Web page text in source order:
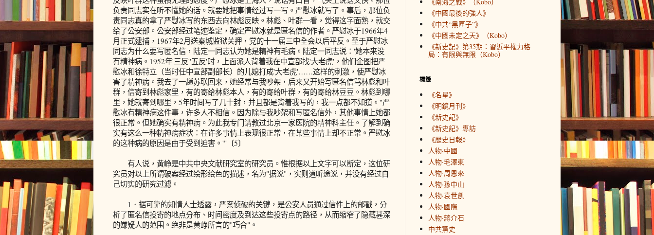
负责同志实在听不懂她的话。就要她把事情经过写一写。严慰冰就写了。事后，那位负
责同志真的拿了严慰冰写的东西去向林彪反映。林彪、叶群一看，觉得这字面熟，就交
给了公安部。公安部经过笔迹鉴定，确定严慰冰就是匿名信的作者。严慰冰于1966年4
月正式逮捕，1967年2月送秦城监狱关押，党的十一届三中全会以后平反。至于严慰冰
同志为什么要写匿名信，陆定一同志认为她是精神有毛病。陆定一同志说：'她本来没
有精神病。1952年'三反''五反'时，上面派人背着我在中宣部找'大老虎'，他们企图把严
慰冰和徐特立（当时任中宣部副部长）的儿媳打成'大老虎'……这样的刺激，使严慰冰
害了精神病。我去了一趟苏联回来，她经常与我吵架，后来又开始写匿名信骂林彪和叶
群，信寄到林彪家里，有的寄给林彪本人，有的寄给叶群，有的寄给林豆豆。林彪到哪
里，她就寄到哪里，5年时间写了几十封，并且都是背着我写的，我一点都不知道。''严
慰冰有精神病这件事，许多人不相信。因为除与我吵架和写匿名信外，其他事情上她都
很正常。但她确实有精神病。为此我专门请教过北京一家医院的精神科主任。了解到确
实有这么一种精神病症状：在许多事情上表现很正常，在某些事情上却不正常。严慰冰
的这种病的原因是由于受到迫害。'"〔5〕
有人说，黄峥是中共中央文献研究室的研究员。惟根据以上文字可以断定，这位研
究员对以上所谓破案经过绘形绘色的描述，名为"据说"，实则道听途说，并没有经过自
己切实的研究过滤。
1．据可靠的知情人士透露，严案侦破的关键，是公安人员通过信件上的邮戳，分
析了匿名信投寄的地点分布、时间密度及到达这些投寄点的路径，从而缩窄了隐藏甚深
的嫌疑人的范围。绝非是黄峥所言的"巧合"。
《中國最後的強人》
《中共“黑匣子”》
《中國未定之天》（Kobo）
《新史記》第35期：習近平權力格
局：有限與無限（Kobo）
標籤
《名星》
《明鏡月刊》
《新史記》
《新史記》專訪
《歷史日報》
人物·中國
人物·毛澤東
人物·周恩來
人物·孫中山
人物·袁世凱
人物·國際
人物·蔣介石
中共黨史